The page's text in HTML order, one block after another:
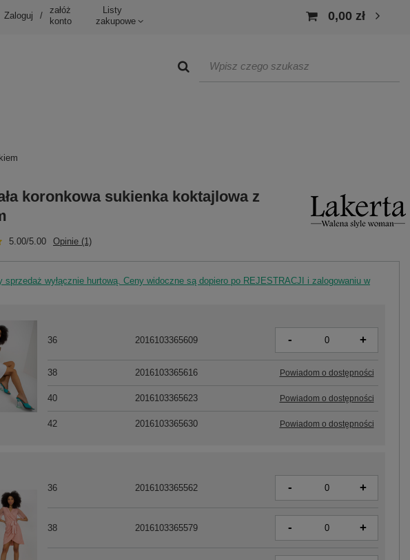
Zaloguj /
załóż
konto
Listy
zakupowe
0,00 zł
koronkowa sukienka koktajlowa z
5.00/5.00 Opinie (1)
sprzedaż wyłącznie hurtową. Ceny widoczne są dopiero po REJESTRACJI i zalogowaniu w
36 2016103365562 - +
38 2016103365579 - +
36 2016103365609 - +
38 2016103365616 Powiadom o dostępności
40 2016103365623 Powiadom o dostępności
42 2016103365630 Powiadom o dostępności